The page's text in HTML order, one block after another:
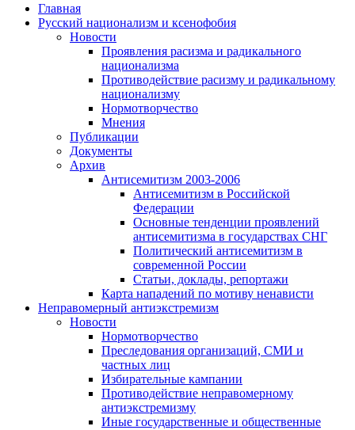
Главная
Русский национализм и ксенофобия
Новости
Проявления расизма и радикального
национализма
Противодействие расизму и радикальному
национализму
Нормотворчество
Мнения
Публикации
Документы
Архив
Антисемитизм 2003-2006
Антисемитизм в Российской
Федерации
Основные тенденции проявлений
антисемитизма в государствах СНГ
Политический антисемитизм в
современной России
Статьи, доклады, репортажи
Карта нападений по мотиву ненависти
Неправомерный антиэкстремизм
Новости
Нормотворчество
Преследования организаций, СМИ и
частных лиц
Избирательные кампании
Противодействие неправомерному
антиэкстремизму
Иные государственные и общественные